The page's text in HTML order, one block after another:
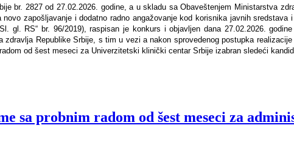
br. 2827 od 27.02.2026. godine, a u skladu sa Obaveštenjem Ministarstva
zapošljavanje i dodatno radno angažovanje kod korisnika javnih
gl. RS“ br. 96/2019), raspisan je konkurs i objavljen dana 27.02.2026.
Republike Srbije, s tim u vezi a nakon sprovedenog postupka
od šest meseci za Univerzitetski klinički centar Srbije izabran sledeći
sa probnim radom od šest meseci za